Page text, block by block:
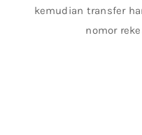
kemudian transfer
nomor